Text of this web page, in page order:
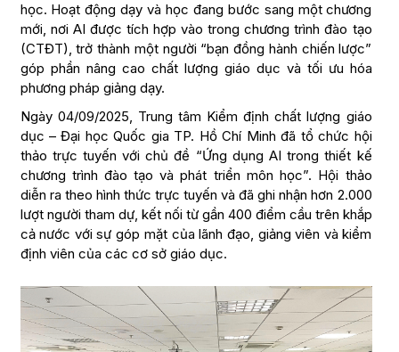
học. Hoạt động dạy và học đang bước sang một chương
mới, nơi AI được tích hợp vào trong chương trình đào tạo
(CTĐT), trở thành một người “bạn đồng hành chiến lược”
góp phần nâng cao chất lượng giáo dục và tối ưu hóa
phương pháp giảng dạy.
Ngày 04/09/2025, Trung tâm Kiểm định chất lượng giáo
dục – Đại học Quốc gia TP. Hồ Chí Minh đã tổ chức hội
thảo trực tuyến với chủ đề “Ứng dụng AI trong thiết kế
chương trình đào tạo và phát triển môn học”. Hội thảo
diễn ra theo hình thức trực tuyến và đã ghi nhận hơn 2.000
lượt người tham dự, kết nối từ gần 400 điểm cầu trên khắp
cả nước với sự góp mặt của lãnh đạo, giảng viên và kiểm
định viên của các cơ sở giáo dục.